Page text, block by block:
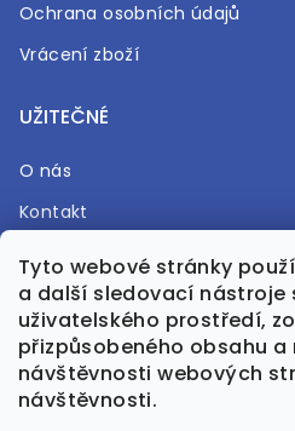
Tyto webové stránky
a další sledovací nástroje
uživatelského prostředí,
přizpůsobeného obsahu a
návštěvnosti webových
návštěvnosti.
Ochrana osobních údajů
Vrácení zboží
UŽITEČNÉ
O nás
Kontakt
Časté otázky
Prodejna